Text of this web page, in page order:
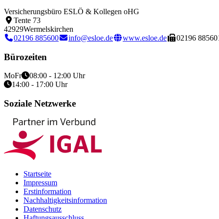
Versicherungsbüro ESLÖ & Kollegen oHG
Tente 73
42929Wermelskirchen
02196 885600
info@esloe.de www.esloe.de 02196
Bürozeiten
MoFr
08:00 - 12:00 Uhr
14:00 - 17:00 Uhr
Soziale Netzwerke
Startseite
Impressum
Erstinformation
Nachhaltigkeitsinformation
Datenschutz